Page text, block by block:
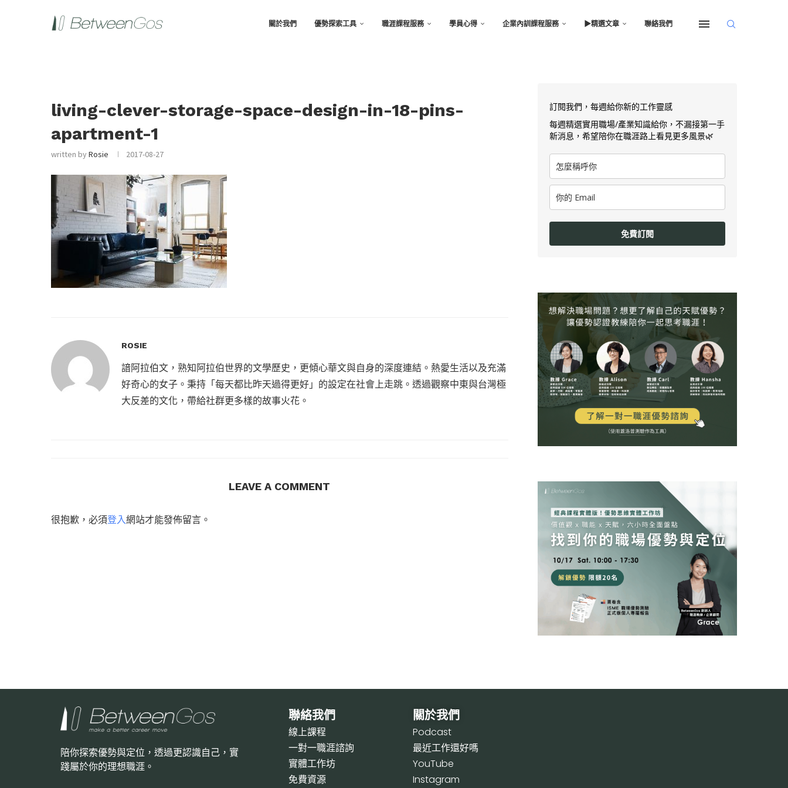
關於我們 優勢探索工具 職涯課程服務 學員心得 企業內訓課程服務 ▶︎精選文章 聯絡我們
living-clever-storage-space-design-in-18-pins-
apartment-1
written byRosie 2017-08-27
ROSIE
諳阿拉伯文，熟知阿拉伯世界的文學歷史，更傾心華文與自身的深度連結。熱愛生活以及充滿
好奇心的女子。秉持「每天都比昨天過得更好」的設定在社會上走跳。透過觀察中東與台灣極
大反差的文化，帶給社群更多樣的故事火花。
LEAVE A COMMENT
很抱歉，必須登入網站才能發佈留言。
訂閱我們，每週給你新的工作靈感
每週精選實用職場/產業知識給你，不漏接第一手
新消息，希望陪你在職涯路上看見更多風景🌿
免費訂閱
陪你探索優勢與定位，透過更認識自己，實
踐屬於你的理想職涯。
聯絡我們
線上課程
一對一職涯諮詢
實體工作坊
免費資源
關於我們
Podcast
最近工作還好嗎
YouTube
Instagram